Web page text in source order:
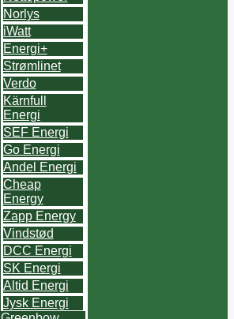
Norlys
iWatt
Energi+
Strømlinet
Verdo
Kärnfull
Energi
SEF Energi
Go Energi
Andel Energi
Cheap
Energy
Zapp Energy
Vindstød
DCC Energi
SK Energi
Altid Energi
Jysk Energi